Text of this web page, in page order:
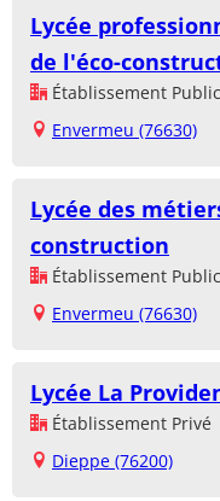
Lycée
de l'éco-
Établissement
Envermeu (76630)
Lycée des
construction
Établissement
Envermeu (76630)
Lycée La
Établissement Privé
Dieppe (76200)